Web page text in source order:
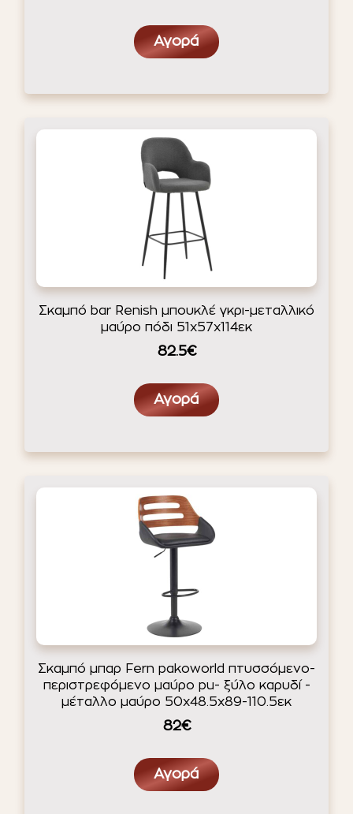
Αγορά
Σκαμπό bar Renish μπουκλέ γκρι-μεταλλικό
μαύρο πόδι 51x57x114εκ
82.5€
Αγορά
Σκαμπό μπαρ Fern pakoworld πτυσσόμενο-
περιστρεφόμενο μαύρο pu- ξύλο καρυδί -
μέταλλο μαύρο 50x48.5x89-110.5εκ
82€
Αγορά